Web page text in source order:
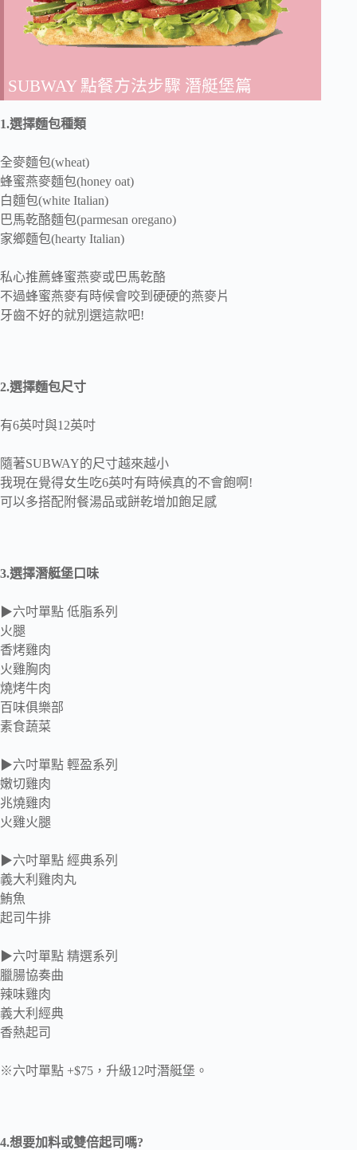
SUBWAY 點餐方法步驟 潛艇堡篇
1.選擇麵包種類
全麥麵包(wheat)
蜂蜜燕麥麵包(honey oat)
白麵包(white Italian)
巴馬乾酪麵包(parmesan oregano)
家鄉麵包(hearty Italian)
私心推薦蜂蜜燕麥或巴馬乾酪
不過蜂蜜燕麥有時候會咬到硬硬的燕麥片
牙齒不好的就別選這款吧!
2.選擇麵包尺寸
有6英吋與12英吋
隨著SUBWAY的尺寸越來越小
我現在覺得女生吃6英吋有時候真的不會飽啊!
可以多搭配附餐湯品或餅乾增加飽足感
3.選擇潛艇堡口味
▶六吋單點 低脂系列
火腿
香烤雞肉
火雞胸肉
燒烤牛肉
百味俱樂部
素食蔬菜
▶六吋單點 輕盈系列
嫩切雞肉
兆燒雞肉
火雞火腿
▶六吋單點 經典系列
義大利雞肉丸
鮪魚
起司牛排
▶六吋單點 精選系列
臘腸協奏曲
辣味雞肉
義大利經典
香熱起司
※六吋單點 +$75，升級12吋潛艇堡。
4.想要加料或雙倍起司嗎?